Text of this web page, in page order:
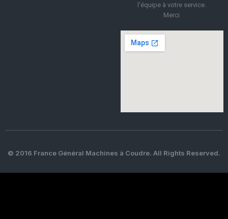
l'équipe à votre service.
Merci
© 2016 France Général Machines à Coudre. All Rights Reserved.